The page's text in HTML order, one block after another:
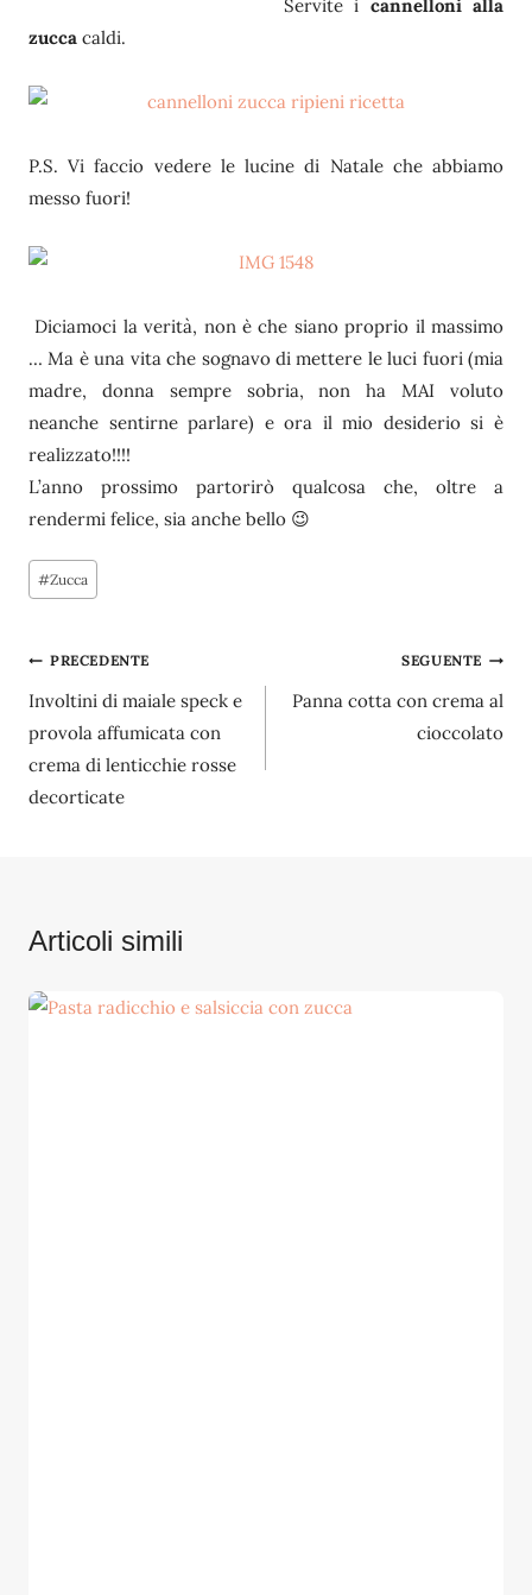
Servite i cannelloni alla
zucca caldi.
P.S. Vi faccio vedere le lucine di Natale che abbiamo
messo fuori!
Diciamoci la verità, non è che siano proprio il massimo
… Ma è una vita che sognavo di mettere le luci fuori (mia
madre, donna sempre sobria, non ha MAI voluto
neanche sentirne parlare) e ora il mio desiderio si è
realizzato!!!!
L’anno prossimo partorirò qualcosa che, oltre a
rendermi felice, sia anche bello 😉
Tag
articolo:
#Zucca
Navigazione
articoli
PRECEDENTE
Involtini di maiale speck e
provola affumicata con
crema di lenticchie rosse
decorticate
SEGUENTE
Panna cotta con crema al
cioccolato
Articoli simili